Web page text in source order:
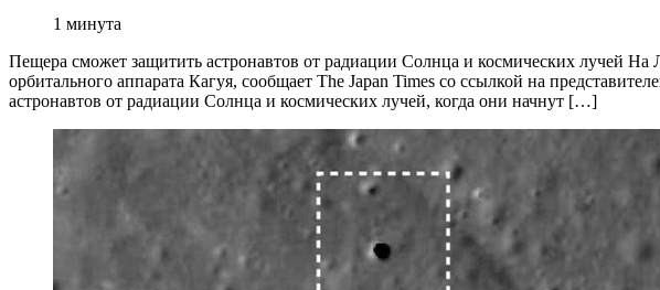
1 минута
Пещера сможет защитить астронавтов от радиации Солнца и космических лучей
орбитального аппарата Кагуя, сообщает The Japan Times со ссылкой на
астронавтов от радиации Солнца и космических лучей, когда они начнут […]